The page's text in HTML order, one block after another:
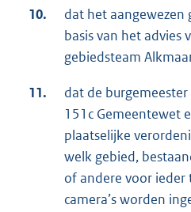
10.
dat het aangewezen
basis van het advies
gebiedsteam
11.
dat de
151c Gemeentewet
plaatselijke
welk gebied,
of andere voor ieder
camera’s worden